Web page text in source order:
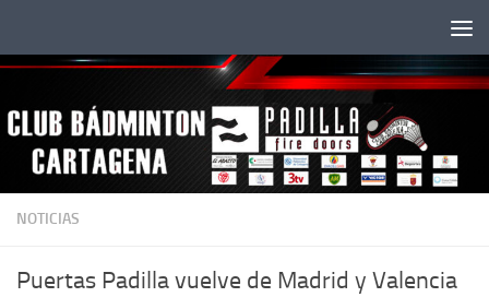
NOTICIAS
Puertas Padilla vuelve de Madrid y Valencia